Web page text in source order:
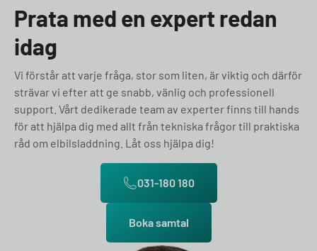
Prata med en expert redan
idag
Vi förstår att varje fråga, stor som liten, är viktig och därför
strävar vi efter att ge snabb, vänlig och professionell
support. Vårt dedikerade team av experter finns till hands
för att hjälpa dig med allt från tekniska frågor till praktiska
råd om elbilsladdning. Låt oss hjälpa dig!
031-180 180
Boka samtal